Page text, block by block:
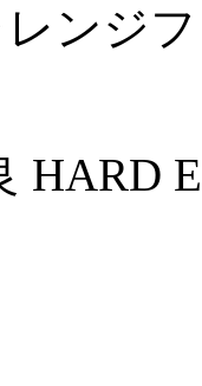
ンジ
HARD